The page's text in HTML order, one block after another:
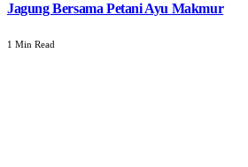
Jagung Bersama Petani Ayu Makmur
1 Min Read